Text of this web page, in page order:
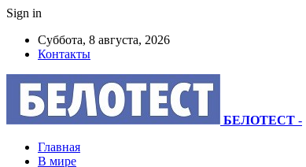
Sign in
Суббота, 8 августа, 2026
Контакты
БЕЛОТЕСТ -
Главная
В мире